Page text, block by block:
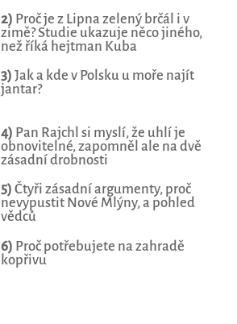
2) Proč je z Lipna zelený brčál i v
zimě? Studie ukazuje něco jiného,
než říká hejtman Kuba
3) Jak a kde v Polsku u moře najít
jantar?
4) Pan Rajchl si myslí, že uhlí je
obnovitelné, zapomněl ale na dvě
zásadní drobnosti
5) Čtyři zásadní argumenty, proč
nevypustit Nové Mlýny, a pohled
vědců
6) Proč potřebujete na zahradě
kopřivu